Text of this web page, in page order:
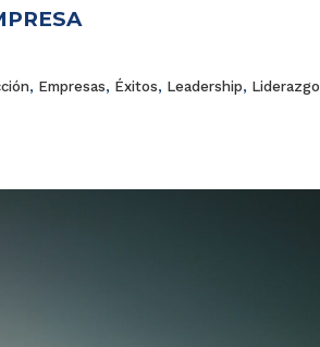
, Empresas, Éxitos, Leadership, Liderazgo